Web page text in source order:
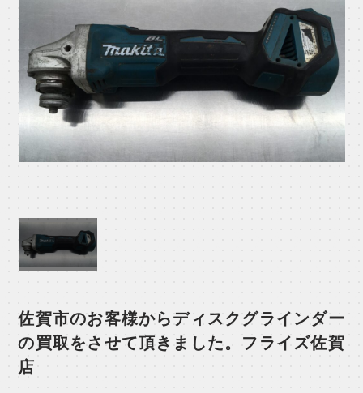
佐賀市のお客様からディスクグラインダー
の買取をさせて頂きました。フライズ佐賀
店